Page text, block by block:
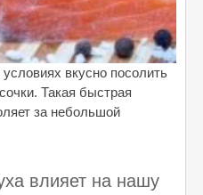
вкусно посолить
Такая быстрая
за небольшой
влияет на нашу